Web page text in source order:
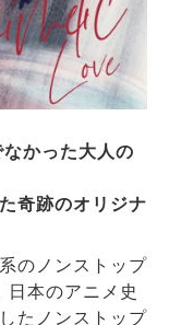
かった大人の
奇跡のオリジナ
のノンストップ
本のアニメ史
たノンストップ